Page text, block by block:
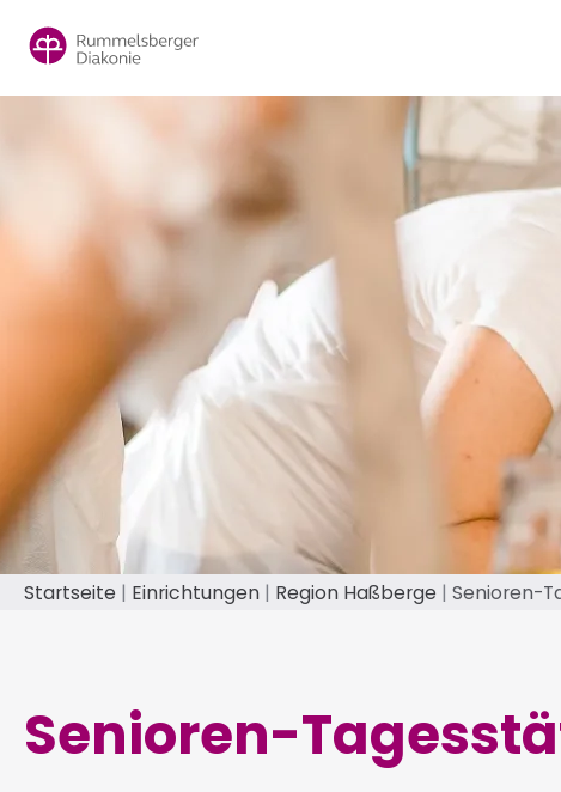
zum
Inhalt
Startseite Einrichtungen Region Haßberge Senioren-
Senioren-